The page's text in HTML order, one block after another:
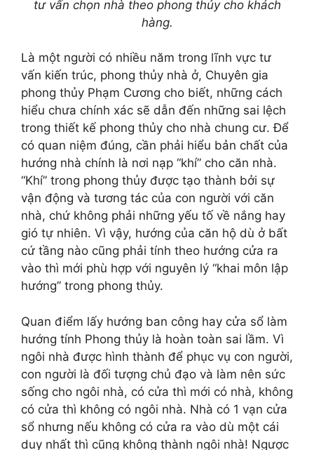
tư vấn chọn nhà theo phong thủy cho khách
hàng.
Là một người có nhiều năm trong lĩnh vực tư
vấn kiến trúc, phong thủy nhà ở, Chuyên gia
phong thủy Phạm Cương cho biết, những cách
hiểu chưa chính xác sẽ dẫn đến những sai lệch
trong thiết kế phong thủy cho nhà chung cư. Để
có quan niệm đúng, cần phải hiểu bản chất của
hướng nhà chính là nơi nạp “khí” cho căn nhà.
“Khí” trong phong thủy được tạo thành bởi sự
vận động và tương tác của con người với căn
nhà, chứ không phải những yếu tố về nắng hay
gió tự nhiên. Vì vậy, hướng của căn hộ dù ở bất
cứ tầng nào cũng phải tính theo hướng cửa ra
vào thì mới phù hợp với nguyên lý “khai môn lập
hướng” trong phong thủy.
Quan điểm lấy hướng ban công hay cửa sổ làm
hướng tính Phong thủy là hoàn toàn sai lầm. Vì
ngôi nhà được hình thành để phục vụ con người,
con người là đối tượng chủ đạo và làm nên sức
sống cho ngôi nhà, có cửa thì mới có nhà, không
có cửa thì không có ngôi nhà. Nhà có 1 vạn cửa
sổ nhưng nếu không có cửa ra vào dù một cái
duy nhất thì cũng không thành ngôi nhà! Ngược